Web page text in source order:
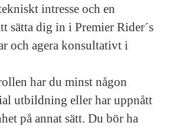
intresse och en
sätta dig in i Premier Rider´s
och agera konsultativt i
har du minst någon
utbildning eller har uppnått
på annat sätt. Du bör ha